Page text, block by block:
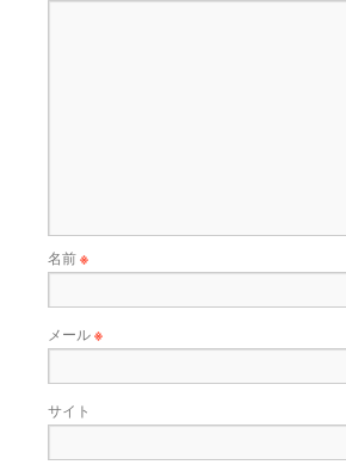
名前※
メール※
サイト